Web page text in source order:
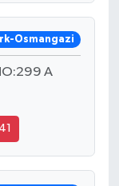
Osmangazi
A